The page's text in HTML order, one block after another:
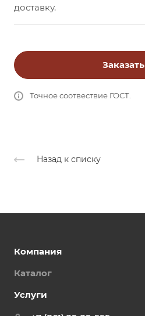
доставку.
Заказать
Точное соотвествие ГОСТ.
Назад к списку
Компания
Каталог
Услуги